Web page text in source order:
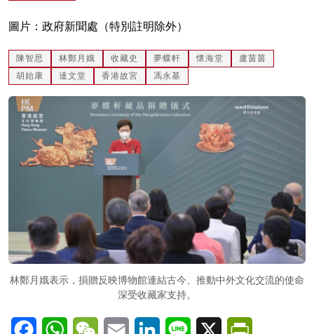
圖片：政府新聞處（特別註明除外）
陳智思 林鄭月娥 收藏史 夢蝶軒 懷海堂
盧茵茵
胡始康
達文堂 香港故宮 馮永基
林鄭月娥表示，損贈反映博物館連結古今、推動中外文化交流的使命
深受收藏家支持。
FacebookWhatsAppWeChatEmail LinkedInLine X